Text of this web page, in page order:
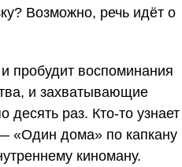
Возможно, речь идёт о
пробудит воспоминания
и захватывающие
раз. Кто-то узнает
«Один дома» по капкану
киноману.